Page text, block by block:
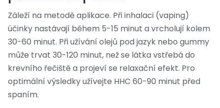
Záleží na metodě aplikace. Při inhalaci (vaping)
účinky nastávají během 5-15 minut a vrcholují kolem
30-60 minut. Při užívání olejů pod jazyk nebo gummy
může trvat 30-120 minut, než se látka vstřebá do
krevního řečiště a projeví se relaxační efekt. Pro
optimální výsledky užívejte HHC 60-90 minut před
spaním.